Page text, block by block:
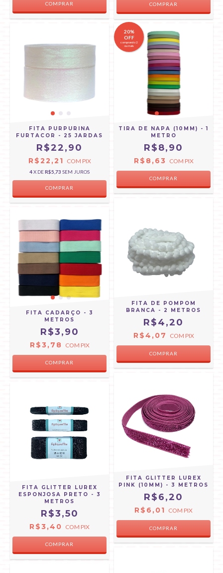
COMPRAR COMPRAR
FITA PURPURINA
FURTACOR - 25 JARDAS
R$22,90
R$22,21 COM PIX
4X DER$5,73 SEM JUROS
COMPRAR
20%
OFF
comprando 2
ou mais
TIRA DE NAPA (10MM) - 1
METRO
R$8,90
R$8,63 COM PIX
COMPRAR
FITA CADARÇO - 3
METROS
R$3,90
R$3,78 COM PIX
COMPRAR
FITA DE POMPOM
BRANCA - 2 METROS
R$4,20
R$4,07 COM PIX
FITA GLITTER LUREX
ESPONJOSA PRETO - 3
METROS
R$3,50
R$3,40 COM PIX
COMPRAR
FITA GLITTER LUREX
PINK (10MM) - 3 METROS
R$6,20
R$6,01 COM PIX